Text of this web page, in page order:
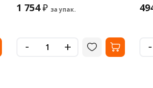
1 754₽ за упак.
- + -